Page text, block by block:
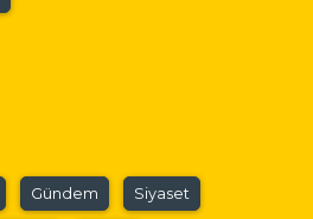
Gündem Siyaset